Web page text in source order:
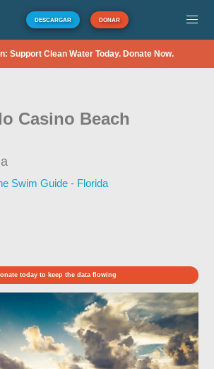
DESCARGAR DONAR
Support Clean Water Today. Donate Now.
Casino Beach
Swim Guide - Florida
today to keep the data flowing